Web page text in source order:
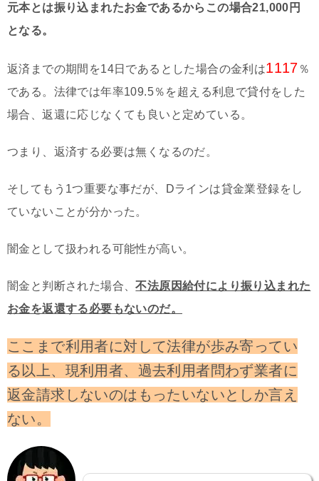
元本とは振り込まれたお金であるからこの場合21,000円
となる。
返済までの期間を14日であるとした場合の金利は1117 ％
である。法律では年率109.5％を超える利息で貸付をした
場合、返還に応じなくても良いと定めている。
つまり、返済する必要は無くなるのだ。
そしてもう1つ重要な事だが、
Dラインは貸金業登録をし
ていないことが分かった。
闇金として扱われる可能性が高い。
闇金と判断された場合、不法原因給付により振り込まれた
お金を返還する必要もないのだ。
ここまで利用者に対して法律が歩み寄ってい
る以上、現利用者、過去利用者問わず業者に
返金請求しないのはもったいないとしか言え
ない。